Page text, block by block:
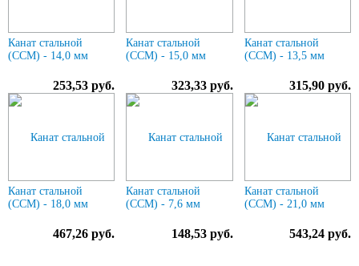
Канат стальной
(ССМ) - 14,0 мм
253,53 руб.
Канат стальной
(ССМ) - 15,0 мм
323,33 руб.
Канат стальной
(ССМ) - 13,5 мм
315,90 руб.
Канат стальной
(ССМ) - 18,0 мм
467,26 руб.
Канат стальной
(ССМ) - 7,6 мм
148,53 руб.
Канат стальной
(ССМ) - 21,0 мм
543,24 руб.